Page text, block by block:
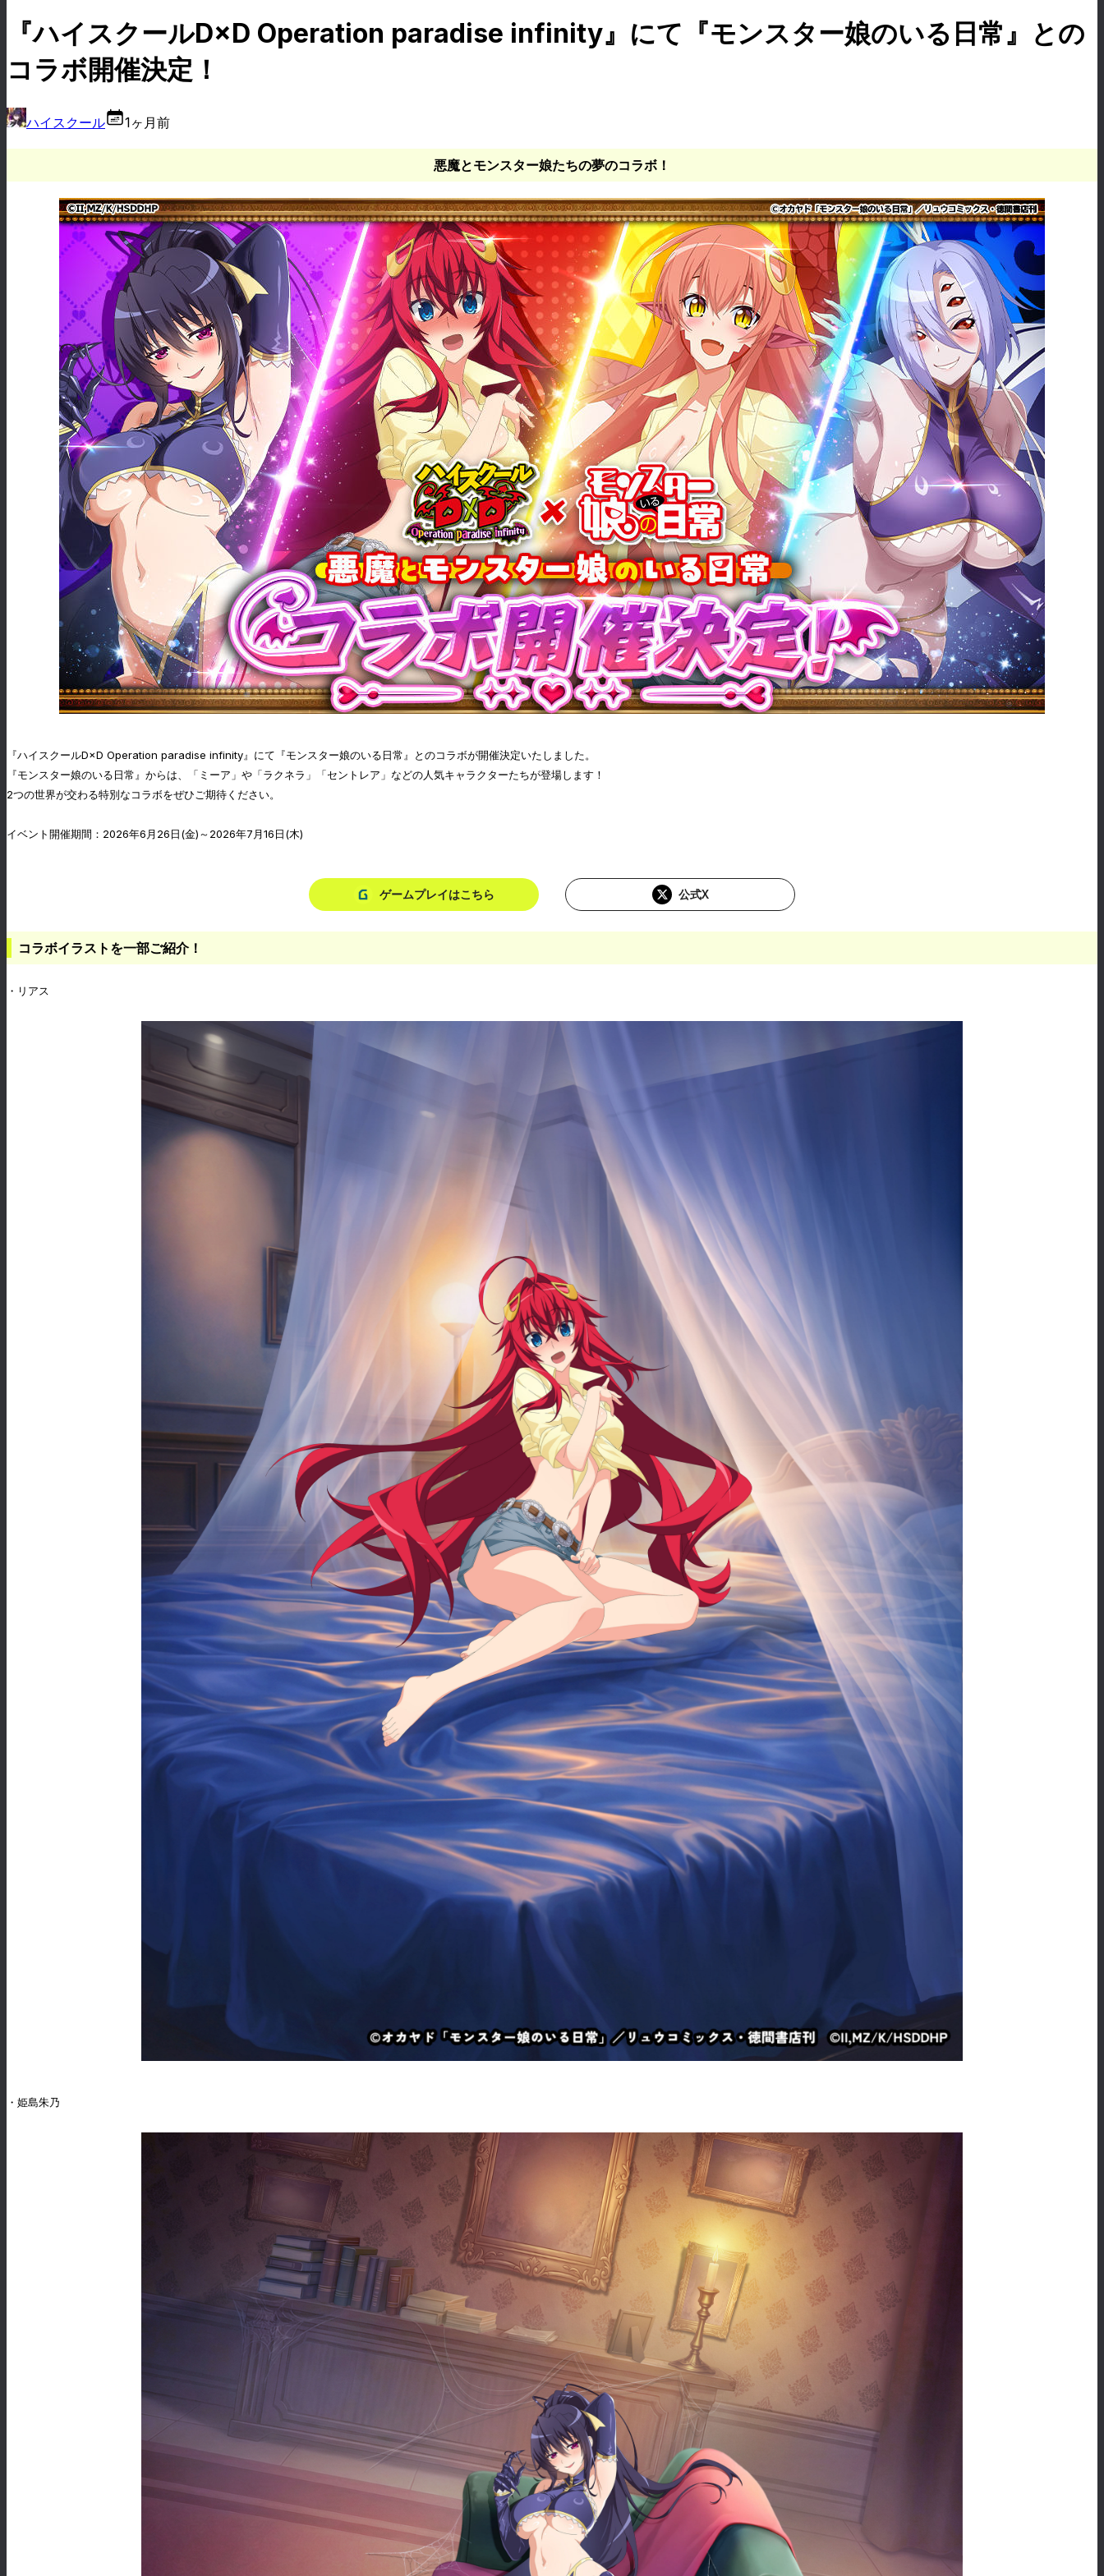
『ハイスクールD×D Operation paradise infinity』にて『モンスター娘のいる日常』との
コラボ開催決定！
ハイスクール 1ヶ月前
悪魔とモンスター娘たちの夢のコラボ！
『ハイスクールD×D Operation paradise infinity』にて『モンスター娘のいる日常』とのコラボが開催決定いたしました。
『モンスター娘のいる日常』からは、「ミーア」や「ラクネラ」「セントレア」などの人気キャラクターたちが登場します！
2つの世界が交わる特別なコラボをぜひご期待ください。
イベント開催期間：2026年6月26日(金)～2026年7月16日(木)
ゲームプレイはこちら 公式X
コラボイラストを一部ご紹介！
・リアス
・姫島朱乃